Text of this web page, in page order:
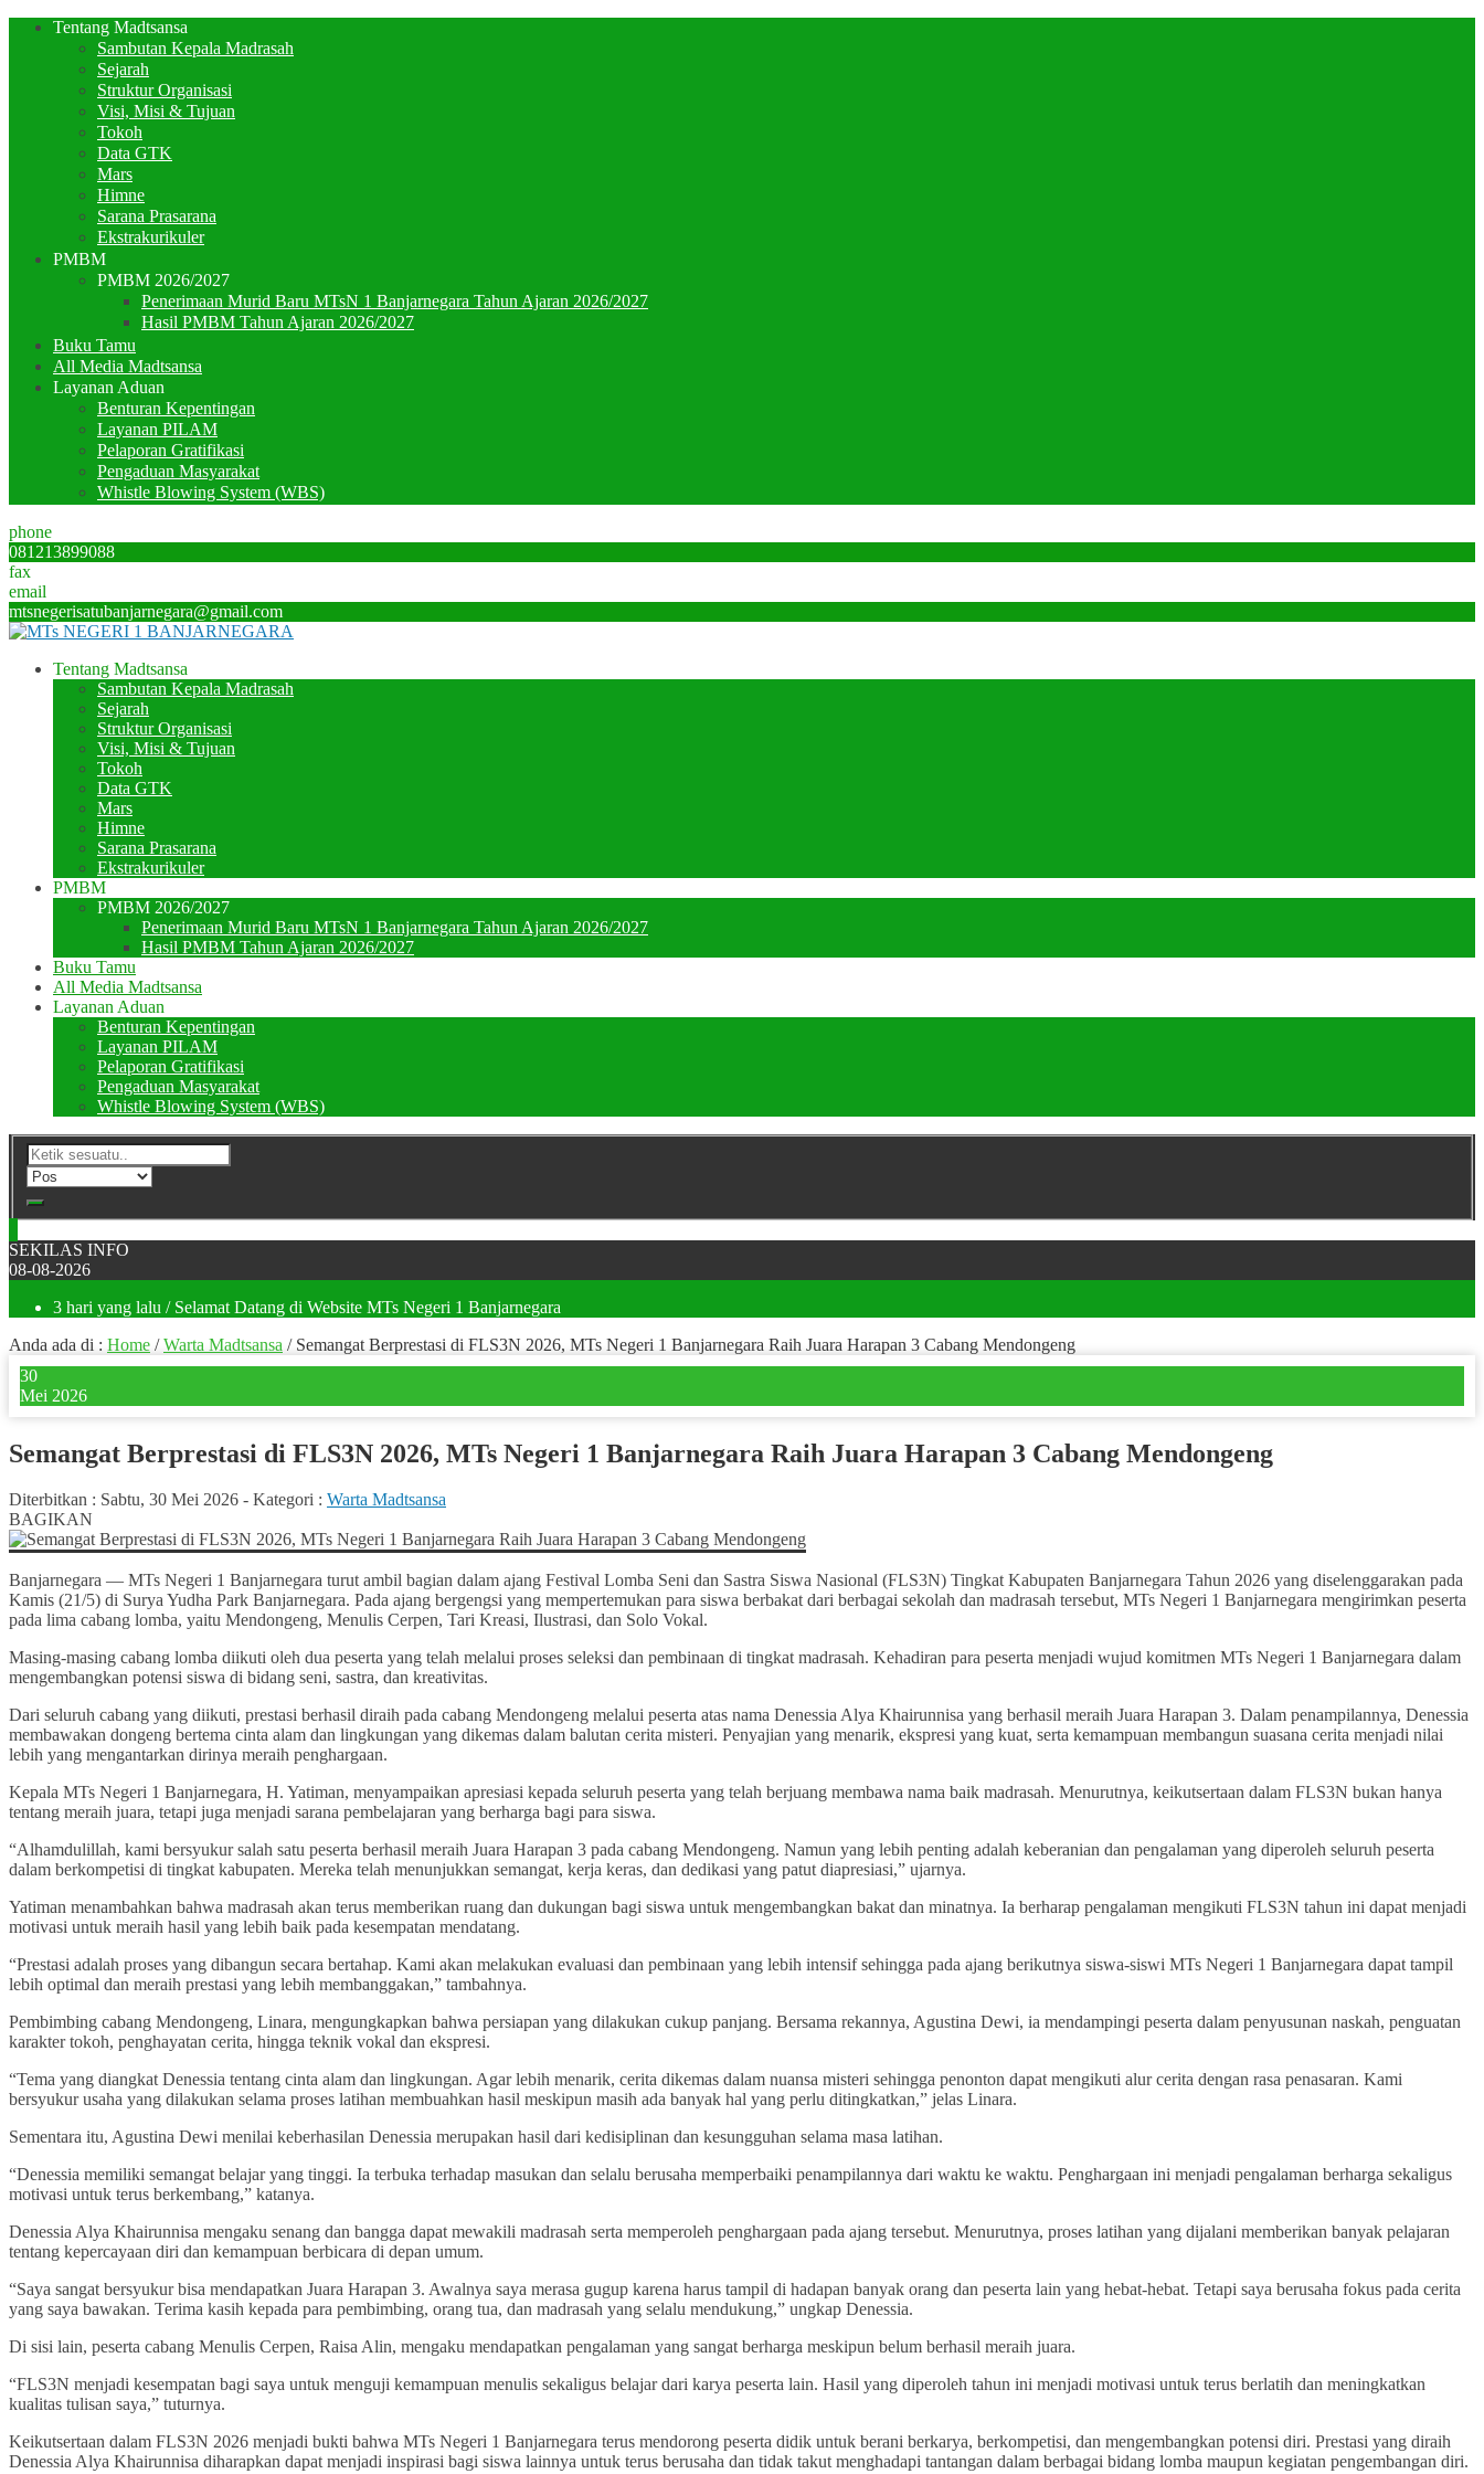
Tentang Madtsansa
Sambutan Kepala Madrasah
Sejarah
Struktur Organisasi
Visi, Misi & Tujuan
Tokoh
Data GTK
Mars
Himne
Sarana Prasarana
Ekstrakurikuler
PMBM
PMBM 2026/2027
Penerimaan Murid Baru MTsN 1 Banjarnegara Tahun Ajaran 2026/2027
Hasil PMBM Tahun Ajaran 2026/2027
Buku Tamu
All Media Madtsansa
Layanan Aduan
Benturan Kepentingan
Layanan PILAM
Pelaporan Gratifikasi
Pengaduan Masyarakat
Whistle Blowing System (WBS)
phone
081213899088
fax
email
mtsnegerisatubanjarnegara@gmail.com
Tentang Madtsansa
Sambutan Kepala Madrasah
Sejarah
Struktur Organisasi
Visi, Misi & Tujuan
Tokoh
Data GTK
Mars
Himne
Sarana Prasarana
Ekstrakurikuler
PMBM
PMBM 2026/2027
Penerimaan Murid Baru MTsN 1 Banjarnegara Tahun Ajaran 2026/2027
Hasil PMBM Tahun Ajaran 2026/2027
Buku Tamu
All Media Madtsansa
Layanan Aduan
Benturan Kepentingan
Layanan PILAM
Pelaporan Gratifikasi
Pengaduan Masyarakat
Whistle Blowing System (WBS)
SEKILAS INFO
08-08-2026
3 hari yang lalu / Selamat Datang di Website MTs Negeri 1 Banjarnegara
Anda ada di : Home /Warta Madtsansa / Semangat Berprestasi di FLS3N 2026, MTs Negeri 1 Banjarnegara Raih Juara Harapan 3 Cabang Mendongeng
30
Mei 2026
Semangat Berprestasi di FLS3N 2026, MTs Negeri 1 Banjarnegara Raih Juara Harapan 3 Cabang Mendongeng
Diterbitkan : Sabtu, 30 Mei 2026 - Kategori : Warta Madtsansa
BAGIKAN
Banjarnegara — MTs Negeri 1 Banjarnegara turut ambil bagian dalam ajang Festival Lomba Seni dan Sastra Siswa Nasional (FLS3N) Tingkat Kabupaten Banjarnegara Tahun 2026 yang diselenggarakan pada
Kamis (21/5) di Surya Yudha Park Banjarnegara. Pada ajang bergengsi yang mempertemukan para siswa berbakat dari berbagai sekolah dan madrasah tersebut, MTs Negeri 1 Banjarnegara mengirimkan peserta
pada lima cabang lomba, yaitu Mendongeng, Menulis Cerpen, Tari Kreasi, Ilustrasi, dan Solo Vokal.
Masing-masing cabang lomba diikuti oleh dua peserta yang telah melalui proses seleksi dan pembinaan di tingkat madrasah. Kehadiran para peserta menjadi wujud komitmen MTs Negeri 1 Banjarnegara dalam
mengembangkan potensi siswa di bidang seni, sastra, dan kreativitas.
Dari seluruh cabang yang diikuti, prestasi berhasil diraih pada cabang Mendongeng melalui peserta atas nama Denessia Alya Khairunnisa yang berhasil meraih Juara Harapan 3. Dalam penampilannya, Denessia
membawakan dongeng bertema cinta alam dan lingkungan yang dikemas dalam balutan cerita misteri. Penyajian yang menarik, ekspresi yang kuat, serta kemampuan membangun suasana cerita menjadi nilai
lebih yang mengantarkan dirinya meraih penghargaan.
Kepala MTs Negeri 1 Banjarnegara, H. Yatiman, menyampaikan apresiasi kepada seluruh peserta yang telah berjuang membawa nama baik madrasah. Menurutnya, keikutsertaan dalam FLS3N bukan hanya
tentang meraih juara, tetapi juga menjadi sarana pembelajaran yang berharga bagi para siswa.
“Alhamdulillah, kami bersyukur salah satu peserta berhasil meraih Juara Harapan 3 pada cabang Mendongeng. Namun yang lebih penting adalah keberanian dan pengalaman yang diperoleh seluruh peserta
dalam berkompetisi di tingkat kabupaten. Mereka telah menunjukkan semangat, kerja keras, dan dedikasi yang patut diapresiasi,” ujarnya.
Yatiman menambahkan bahwa madrasah akan terus memberikan ruang dan dukungan bagi siswa untuk mengembangkan bakat dan minatnya. Ia berharap pengalaman mengikuti FLS3N tahun ini dapat menjadi
motivasi untuk meraih hasil yang lebih baik pada kesempatan mendatang.
“Prestasi adalah proses yang dibangun secara bertahap. Kami akan melakukan evaluasi dan pembinaan yang lebih intensif sehingga pada ajang berikutnya siswa-siswi MTs Negeri 1 Banjarnegara dapat tampil
lebih optimal dan meraih prestasi yang lebih membanggakan,” tambahnya.
Pembimbing cabang Mendongeng, Linara, mengungkapkan bahwa persiapan yang dilakukan cukup panjang. Bersama rekannya, Agustina Dewi, ia mendampingi peserta dalam penyusunan naskah, penguatan
karakter tokoh, penghayatan cerita, hingga teknik vokal dan ekspresi.
“Tema yang diangkat Denessia tentang cinta alam dan lingkungan. Agar lebih menarik, cerita dikemas dalam nuansa misteri sehingga penonton dapat mengikuti alur cerita dengan rasa penasaran. Kami
bersyukur usaha yang dilakukan selama proses latihan membuahkan hasil meskipun masih ada banyak hal yang perlu ditingkatkan,” jelas Linara.
Sementara itu, Agustina Dewi menilai keberhasilan Denessia merupakan hasil dari kedisiplinan dan kesungguhan selama masa latihan.
“Denessia memiliki semangat belajar yang tinggi. Ia terbuka terhadap masukan dan selalu berusaha memperbaiki penampilannya dari waktu ke waktu. Penghargaan ini menjadi pengalaman berharga sekaligus
motivasi untuk terus berkembang,” katanya.
Denessia Alya Khairunnisa mengaku senang dan bangga dapat mewakili madrasah serta memperoleh penghargaan pada ajang tersebut. Menurutnya, proses latihan yang dijalani memberikan banyak pelajaran
tentang kepercayaan diri dan kemampuan berbicara di depan umum.
“Saya sangat bersyukur bisa mendapatkan Juara Harapan 3. Awalnya saya merasa gugup karena harus tampil di hadapan banyak orang dan peserta lain yang hebat-hebat. Tetapi saya berusaha fokus pada cerita
yang saya bawakan. Terima kasih kepada para pembimbing, orang tua, dan madrasah yang selalu mendukung,” ungkap Denessia.
Di sisi lain, peserta cabang Menulis Cerpen, Raisa Alin, mengaku mendapatkan pengalaman yang sangat berharga meskipun belum berhasil meraih juara.
“FLS3N menjadi kesempatan bagi saya untuk menguji kemampuan menulis sekaligus belajar dari karya peserta lain. Hasil yang diperoleh tahun ini menjadi motivasi untuk terus berlatih dan meningkatkan
kualitas tulisan saya,” tuturnya.
Keikutsertaan dalam FLS3N 2026 menjadi bukti bahwa MTs Negeri 1 Banjarnegara terus mendorong peserta didik untuk berani berkarya, berkompetisi, dan mengembangkan potensi diri. Prestasi yang diraih
Denessia Alya Khairunnisa diharapkan dapat menjadi inspirasi bagi siswa lainnya untuk terus berusaha dan tidak takut menghadapi tantangan dalam berbagai bidang lomba maupun kegiatan pengembangan diri.